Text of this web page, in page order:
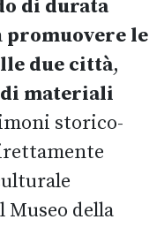
di durata
promuovere le
due città,
materiali
storico-
Museo della